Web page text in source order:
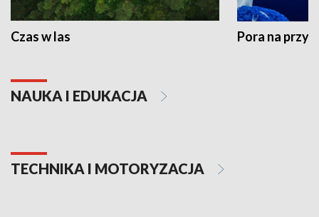
Czas w las Pora na
NAUKA I EDUKACJA
TECHNIKA I MOTORYZACJA